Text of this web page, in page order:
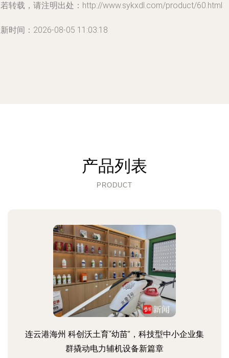
转载，请注明出处：http://www.sykxdl.com/product/60.html
时间：2026-08-05 11:03:18
产品列表
PRODUCT
连云港海州 科创沃土育“幼苗”，科技型中小企业集
群撬动电力辅机设备新篇章